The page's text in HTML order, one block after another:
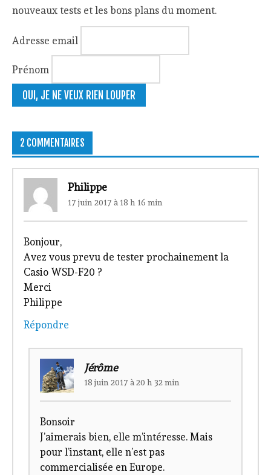
nouveaux tests et les bons plans du moment.
Adresse email
Prénom
2 COMMENTAIRES
Philippe
17 juin 2017 à 18 h 16 min
Bonjour,
Avez vous prevu de tester prochainement la
Casio WSD-F20 ?
Merci
Philippe
Répondre
Jérôme
18 juin 2017 à 20 h 32 min
Bonsoir
J’aimerais bien, elle m’intéresse. Mais
pour l’instant, elle n’est pas
commercialisée en Europe.